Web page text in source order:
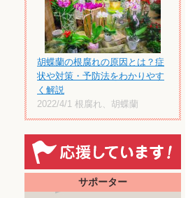
胡蝶蘭の根腐れの原因とは？症
状や対策・予防法をわかりやす
く解説
2022/4/1 根腐れ、胡蝶蘭
サポーター